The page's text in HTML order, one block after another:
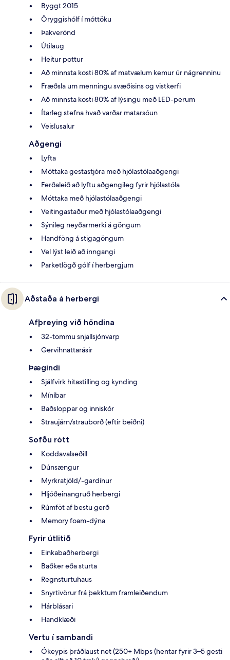
Byggt 2015
Öryggishólf í móttöku
Þakverönd
Útilaug
Heitur pottur
Að minnsta kosti 80% af matvælum kemur úr nágrenninu
Fræðsla um menningu svæðisins og vistkerfi
Að minnsta kosti 80% af lýsingu með LED-perum
Ítarleg stefna hvað varðar matarsóun
Veislusalur
Aðgengi
Lyfta
Móttaka gestastjóra með hjólastólaaðgengi
Ferðaleið að lyftu aðgengileg fyrir hjólastóla
Móttaka með hjólastólaaðgengi
Veitingastaður með hjólastólaaðgengi
Sýnileg neyðarmerki á göngum
Handföng á stigagöngum
Vel lýst leið að inngangi
Parketlögð gólf í herbergjum
Aðstaða á herbergi
Afþreying við höndina
32-tommu snjallsjónvarp
Gervihnattarásir
Þægindi
Sjálfvirk hitastilling og kynding
Míníbar
Baðsloppar og inniskór
Straujárn/strauborð (eftir beiðni)
Sofðu rótt
Koddavalseðill
Dúnsængur
Myrkratjöld/-gardínur
Hljóðeinangruð herbergi
Rúmföt af bestu gerð
Memory foam-dýna
Fyrir útlitið
Einkabaðherbergi
Baðker eða sturta
Regnsturtuhaus
Snyrtivörur frá þekktum framleiðendum
Hárblásari
Handklæði
Vertu í sambandi
Ókeypis þráðlaust net (250+ Mbps (hentar fyrir 3–5 gesti